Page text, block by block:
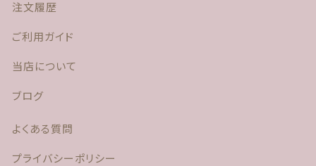
注文履歴
ご利用ガイド
当店について
ブログ
よくある質問
プライバシーポリシー